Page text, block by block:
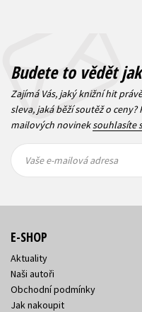
Budete to vědět
Zajímá Vás, jaký knižní hit
sleva, jaká běží soutěž o
mailových novineksouhlasíte
mailová
mailová
Vaše e-mailová adresa
E-SHOP
Aktuality
Naši autoři
Obchodní podmínky
Jak nakoupit